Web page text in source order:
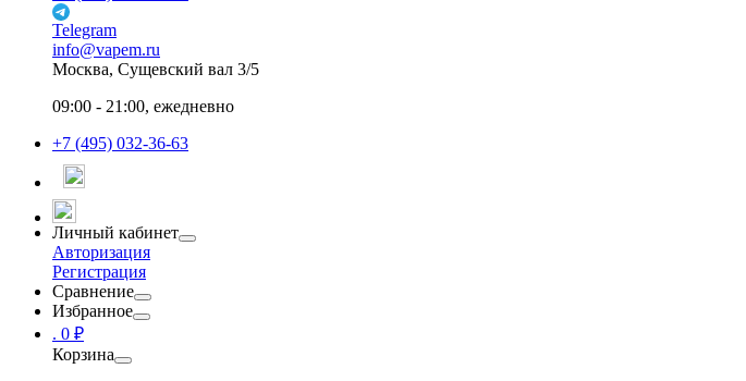
Telegram
info@vapem.ru
Москва, Сущевский вал 3/5
09:00 - 21:00, ежедневно
+7 (495) 032-36-63
Личный кабинет
Авторизация
Регистрация
Сравнение
Избранное
. 0 ₽
Корзина